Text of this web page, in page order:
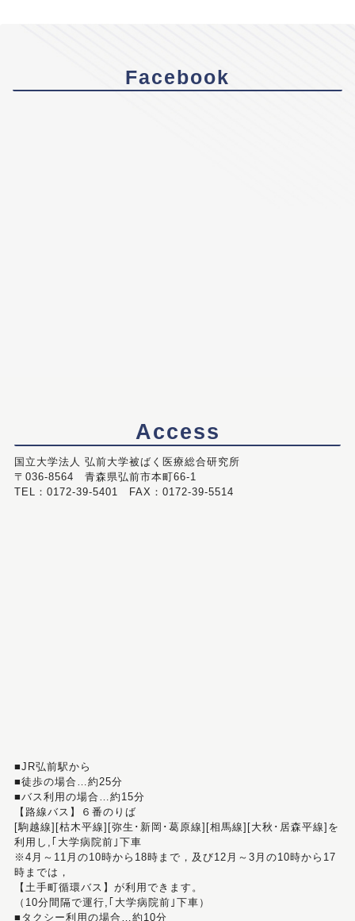
Facebook
Access
国立大学法人 弘前大学被ばく医療総合研究所
〒036-8564 青森県弘前市本町66-1
TEL：0172-39-5401 FAX：0172-39-5514
■JR弘前駅から
■徒歩の場合…約25分
■バス利用の場合…約15分
【路線バス】６番のりば
[駒越線][枯木平線][弥生･新岡･葛原線][相馬線][大秋･居森平線]を
利用し,｢大学病院前｣下車
※4月～11月の10時から18時まで，及び12月～3月の10時から17
時までは，
【土手町循環バス】が利用できます。
（10分間隔で運行,｢大学病院前｣下車）
■タクシー利用の場合…約10分